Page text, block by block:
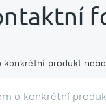
konkrétní produkt
o konkrétní